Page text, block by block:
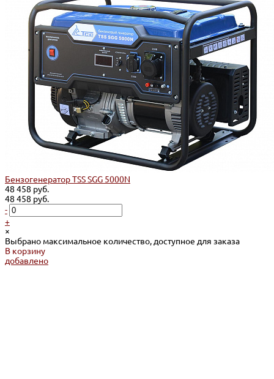
Бензогенератор TSS SGG 5000N
48 458 руб.
48 458 руб.
-
+
×
Выбрано максимальное количество, доступное для заказа
В корзину
добавлено